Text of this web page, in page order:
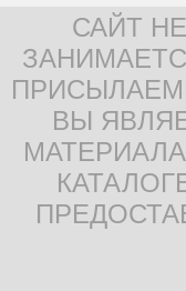
САЙТ
ВЫ